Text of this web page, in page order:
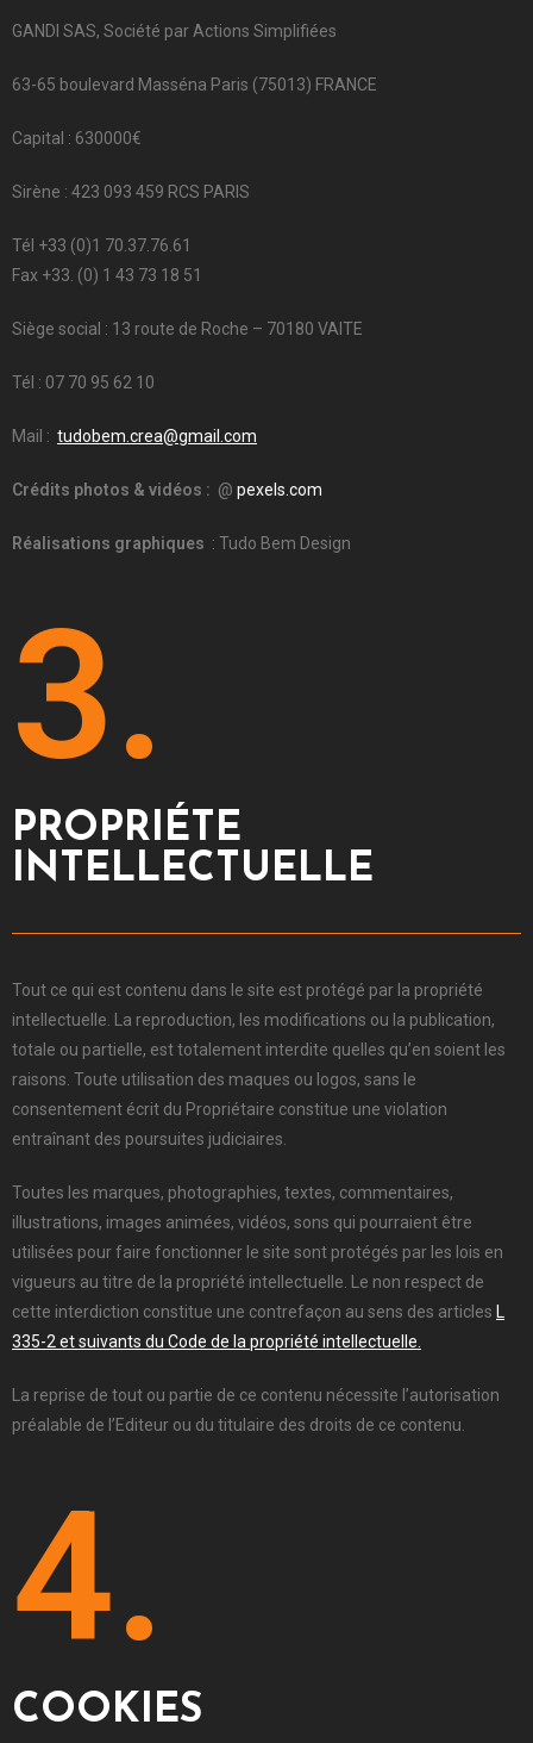
GANDI SAS, Société par Actions Simplifiées
63-65 boulevard Masséna Paris (75013) FRANCE
Capital : 630000€
Sirène : 423 093 459 RCS PARIS
Tél +33 (0)1 70.37.76.61
Fax +33. (0) 1 43 73 18 51
Siège social : 13 route de Roche – 70180 VAITE
Tél : 07 70 95 62 10
Mail : tudobem.crea@gmail.com
Crédits photos & vidéos : @ pexels.com
Réalisations graphiques : Tudo Bem Design
3.
PROPRIÉTE
INTELLECTUELLE
Tout ce qui est contenu dans le site est protégé par la propriété
intellectuelle. La reproduction, les modifications ou la publication,
totale ou partielle, est totalement interdite quelles qu’en soient les
raisons. Toute utilisation des maques ou logos, sans le
consentement écrit du Propriétaire constitue une violation
entraînant des poursuites judiciaires.
Toutes les marques, photographies, textes, commentaires,
illustrations, images animées, vidéos, sons qui pourraient être
utilisées pour faire fonctionner le site sont protégés par les lois en
vigueurs au titre de la propriété intellectuelle. Le non respect de
cette interdiction constitue une contrefaçon au sens des articles L
335-2 et suivants du Code de la propriété intellectuelle.
La reprise de tout ou partie de ce contenu nécessite l’autorisation
préalable de l’Editeur ou du titulaire des droits de ce contenu.
4.
COOKIES